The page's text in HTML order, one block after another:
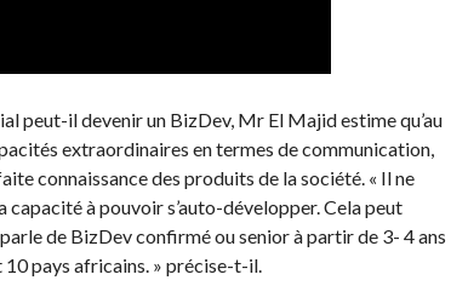
peut-il devenir un BizDev, Mr El Majid estime qu’au
extraordinaires en termes de communication,
connaissance des produits de la société. « Il ne
capacité à pouvoir s’auto-développer. Cela peut
de BizDev confirmé ou senior à partir de 3- 4 ans
10 pays africains. » précise-t-il.